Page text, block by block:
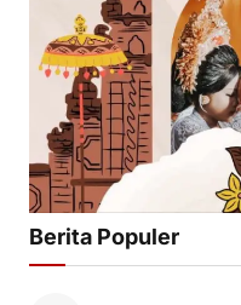
Berita Populer